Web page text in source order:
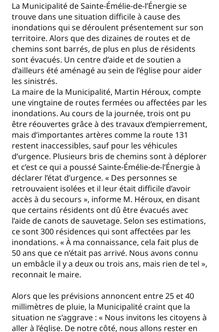
La Municipalité de Sainte-Émélie-de-l’Énergie se
trouve dans une situation difficile à cause des
inondations qui se déroulent présentement sur son
territoire. Alors que des dizaines de routes et de
chemins sont barrés, de plus en plus de résidents
sont évacués. Un centre d’aide et de soutien a
d’ailleurs été aménagé au sein de l’église pour aider
les sinistrés.
La maire de la Municipalité, Martin Héroux, compte
une vingtaine de routes fermées ou affectées par les
inondations. Au cours de la journée, trois ont pu
être réouvertes grâce à des travaux d’empierrement,
mais d’importantes artères comme la route 131
restent inaccessibles, sauf pour les véhicules
d’urgence. Plusieurs bris de chemins sont à déplorer
et c’est ce qui a poussé Sainte-Émélie-de-l’Énergie à
déclarer l’état d’urgence. « Des personnes se
retrouvaient isolées et il leur était difficile d’avoir
accès à du secours », informe M. Héroux, en disant
que certains résidents ont dû être évacués avec
l’aide de canots de sauvetage. Selon ses estimations,
ce sont 300 résidences qui sont affectées par les
inondations. « À ma connaissance, cela fait plus de
50 ans que ce n’était pas arrivé. Nous avons connu
un embâcle il y a deux ou trois ans, mais rien de tel »,
reconnait le maire.
Alors que les prévisions annoncent entre 25 et 40
millimètres de pluie, la Municipalité craint que la
situation ne s’aggrave : « Nous invitons les citoyens à
aller à l’église. De notre côté, nous allons rester en